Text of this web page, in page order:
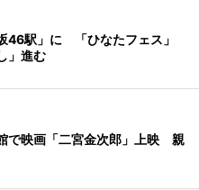
46駅」に 「ひなたフェス」
」進む
で映画「二宮金次郎」上映 親